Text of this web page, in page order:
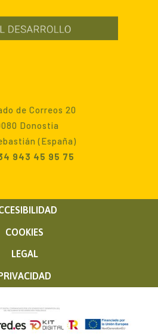
de Correos 20
Donostia
(España)
943 45 95 75
COOKIES
LEGAL